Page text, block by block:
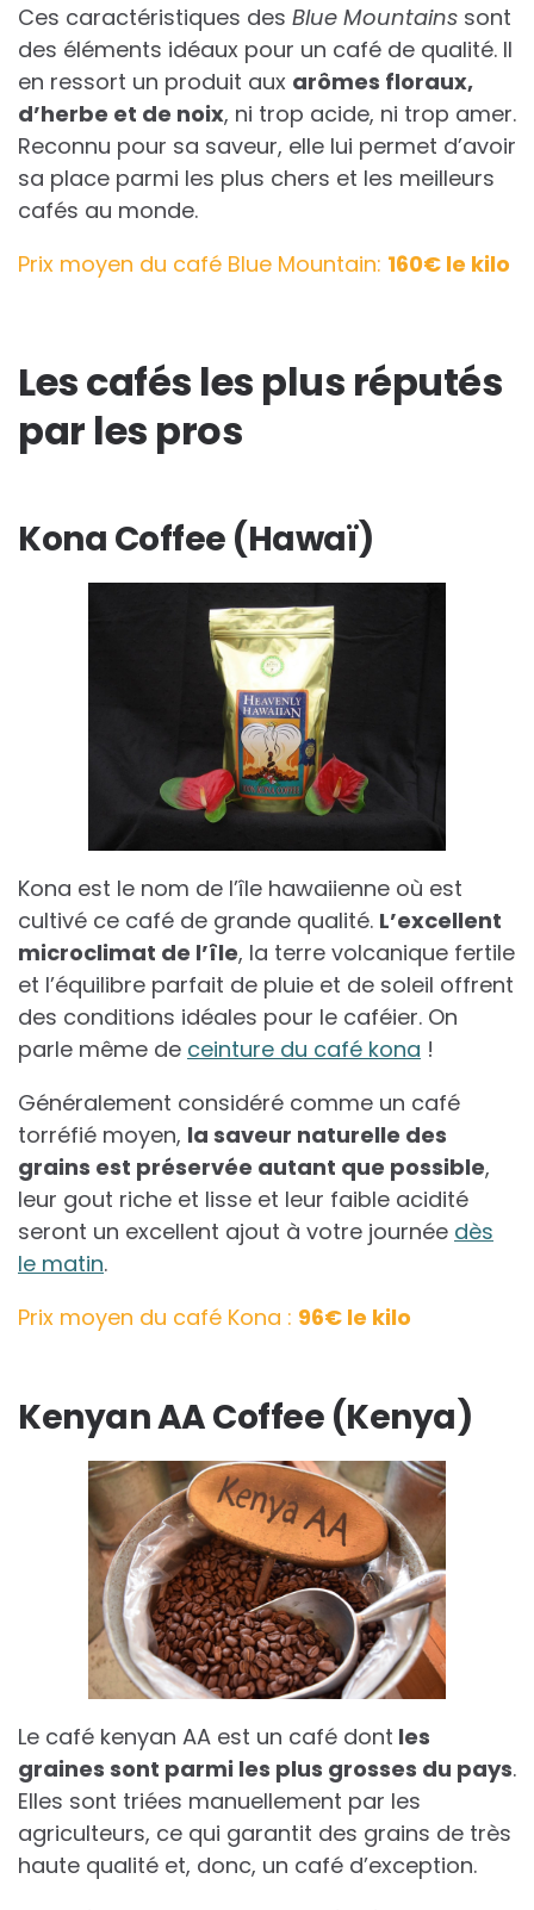
Ces caractéristiques des Blue Mountains sont
des éléments idéaux pour un café de qualité. Il
en ressort un produit aux arômes floraux,
d’herbe et de noix, ni trop acide, ni trop amer.
Reconnu pour sa saveur, elle lui permet d’avoir
sa place parmi les plus chers et les meilleurs
cafés au monde.
Prix moyen du café Blue Mountain: 160€ le kilo
Les cafés les plus réputés
par les pros
Kona Coffee (Hawaï)
Kona est le nom de l’île hawaiienne où est
cultivé ce café de grande qualité. L’excellent
microclimat de l’île, la terre volcanique fertile
et l’équilibre parfait de pluie et de soleil offrent
des conditions idéales pour le caféier. On
parle même de ceinture du café kona !
Généralement considéré comme un café
torréfié moyen, la saveur naturelle des
grains est préservée autant que possible,
leur gout riche et lisse et leur faible acidité
seront un excellent ajout à votre journée dès
le matin.
Prix moyen du café Kona : 96€ le kilo
Kenyan AA Coffee (Kenya)
Le café kenyan AA est un café dont les
graines sont parmi les plus grosses du pays.
Elles sont triées manuellement par les
agriculteurs, ce qui garantit des grains de très
haute qualité et, donc, un café d’exception.